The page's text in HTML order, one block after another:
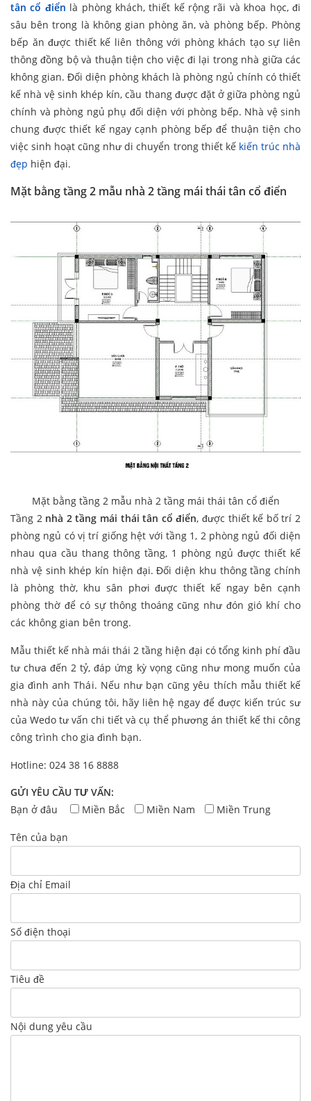
tân cổ điển là phòng khách, thiết kế rộng rãi và khoa học, đi
sâu bên trong là không gian phòng ăn, và phòng bếp. Phòng
bếp ăn được thiết kế liên thông với phòng khách tạo sự liên
thông đồng bộ và thuận tiện cho việc đi lại trong nhà giữa các
không gian. Đối diện phòng khách là phòng ngủ chính có thiết
kế nhà vệ sinh khép kín, cầu thang được đặt ở giữa phòng ngủ
chính và phòng ngủ phụ đối diện với phòng bếp. Nhà vệ sinh
chung được thiết kế ngay cạnh phòng bếp để thuận tiện cho
việc sinh hoạt cũng như di chuyển trong thiết kế kiến trúc nhà
đẹp hiện đại.
Mặt bằng tầng 2 mẫu nhà 2 tầng mái thái tân cổ điển
Mặt bằng tầng 2 mẫu nhà 2 tầng mái thái tân cổ điển
Tầng 2 nhà 2 tầng mái thái tân cổ điển, được thiết kế bố trí 2
phòng ngủ có vị trí giống hệt với tầng 1, 2 phòng ngủ đối diện
nhau qua cầu thang thông tầng, 1 phòng ngủ được thiết kế
nhà vệ sinh khép kín hiện đại. Đối diện khu thông tầng chính
là phòng thờ, khu sân phơi được thiết kế ngay bên cạnh
phòng thờ để có sự thông thoáng cũng như đón gió khí cho
các không gian bên trong.
Mẫu thiết kế nhà mái thái 2 tầng hiện đại có tổng kinh phí đầu
tư chưa đến 2 tỷ, đáp ứng kỳ vọng cũng như mong muốn của
gia đình anh Thái. Nếu như bạn cũng yêu thích mẫu thiết kế
nhà này của chúng tôi, hãy liên hệ ngay để được kiến trúc sư
của Wedo tư vấn chi tiết và cụ thể phương án thiết kế thi công
công trình cho gia đình bạn.
Hotline: 024 38 16 8888
GỬI YÊU CẦU TƯ VẤN:
Bạn ở đâu
Miền Bắc Miền Nam Miền Trung
Tên của bạn
Địa chỉ Email
Số điện thoại
Tiêu đề
Nội dung yêu cầu